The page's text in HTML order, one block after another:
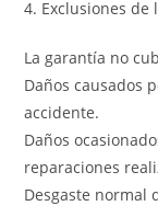
4. Exclusiones de
La garantía no
Daños causados
accidente.
Daños
reparaciones
Desgaste normal